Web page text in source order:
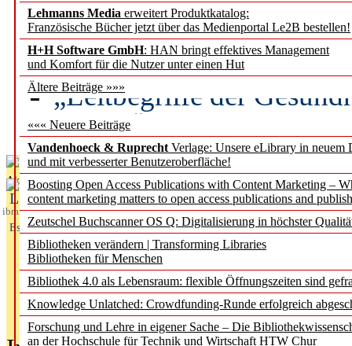
Lehmanns Media erweitert Produktkatalog:
Französische Bücher jetzt über das Medienportal Le2B bestellen!
H+H Software GmbH: HAN bringt effektives Management
und Komfort für die Nutzer unter einen Hut
Ältere Beiträge »»»
««« Neuere Beiträge
Vandenhoeck & Ruprecht Verlage: Unsere eLibrary in neuem
und mit verbesserter Benutzeroberfläche!
Boosting Open Access Publications with Content Marketing –
content marketing matters to open access publications and
Zeutschel Buchscanner OS Q: Digitalisierung in höchster
Bibliotheken verändern | Transforming Libraries
Bibliotheken für Menschen
Bibliothek 4.0 als Lebensraum: flexible Öffnungszeiten sind
Knowledge Unlatched: Crowdfunding-Runde erfolgreich
Forschung und Lehre in eigener Sache – Die
an der Hochschule für Technik und Wirtschaft HTW Chur
Künstliche Intelligenz
besser zu verstehen
„Leitbegriffe der
des BIÖG erscheinen
Aktuelles aus
L
ibrary
Essentials